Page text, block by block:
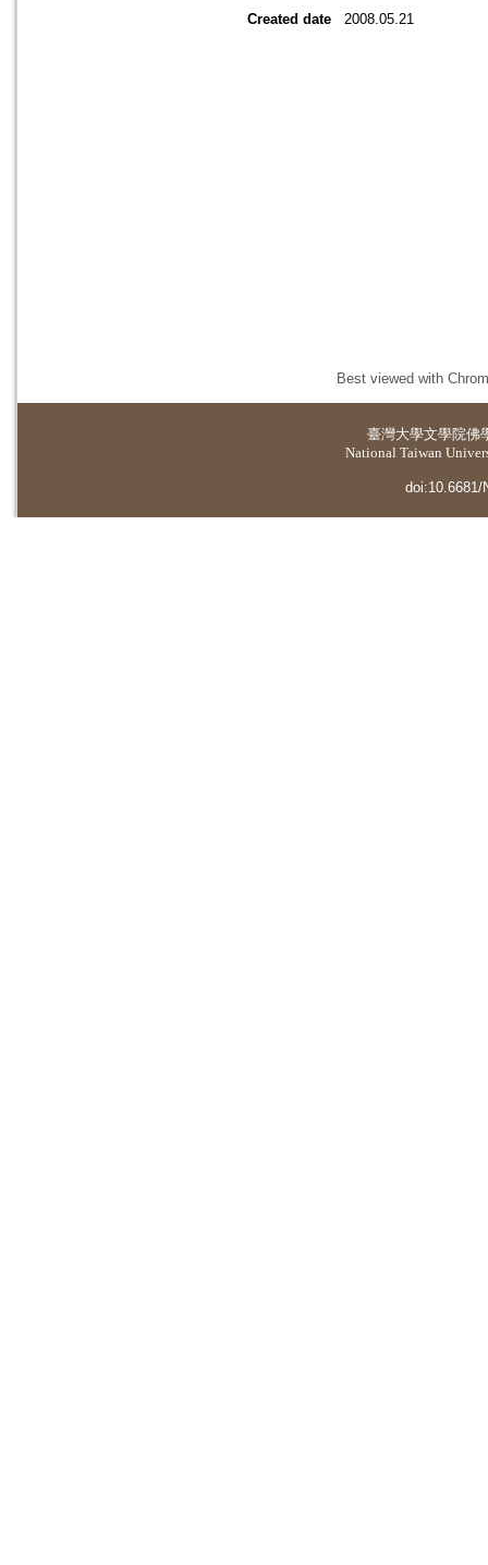
Created date
2008.05.21
Best viewed with
臺灣大學文學院佛
National Taiwan
doi:10.6681/